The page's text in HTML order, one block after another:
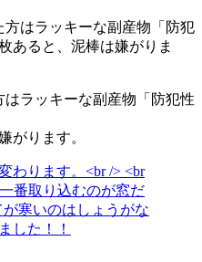
ラッキーな副産物「防犯性
がります。